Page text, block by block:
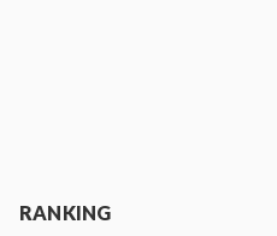
RANKING